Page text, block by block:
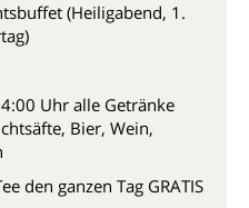
(Heiligabend, 1.
Uhr alle Getränke
Bier, Wein,
den ganzen Tag GRATIS